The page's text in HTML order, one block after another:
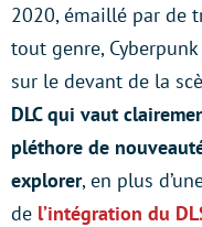
2020, émaillé par de
tout genre,
sur le devant de la
DLC qui vaut
pléthore de
explorer, en plus
de l’intégration du